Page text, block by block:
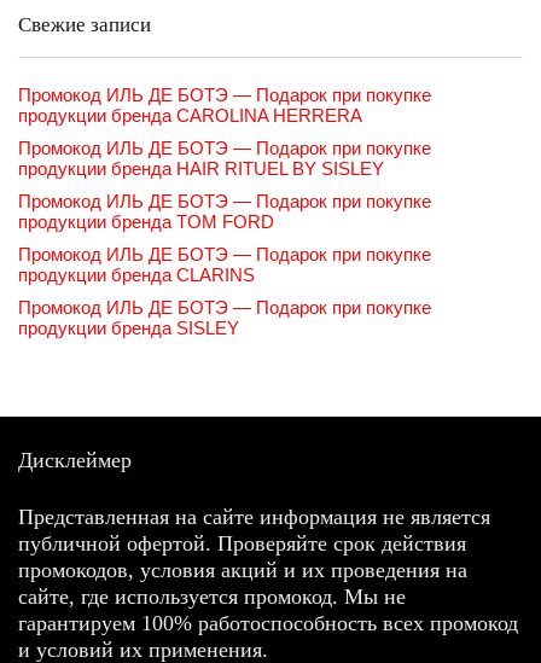
Свежие записи
Промокод ИЛЬ ДЕ БОТЭ — Подарок при покупке
продукции бренда CAROLINA HERRERA
Промокод ИЛЬ ДЕ БОТЭ — Подарок при покупке
продукции бренда HAIR RITUEL BY SISLEY
Промокод ИЛЬ ДЕ БОТЭ — Подарок при покупке
продукции бренда TOM FORD
Промокод ИЛЬ ДЕ БОТЭ — Подарок при покупке
продукции бренда CLARINS
Промокод ИЛЬ ДЕ БОТЭ — Подарок при покупке
продукции бренда SISLEY
Дисклеймер
Представленная на сайте информация не является
публичной офертой. Проверяйте срок действия
промокодов, условия акций и их проведения на
сайте, где используется промокод. Мы не
гарантируем 100% работоспособность всех промокод
и условий их применения.